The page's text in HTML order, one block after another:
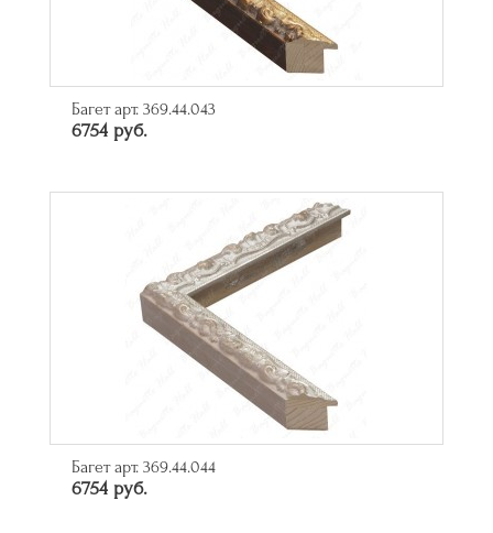
Багет арт. 369.44.043
6754 руб.
Багет арт. 369.44.044
6754 руб.